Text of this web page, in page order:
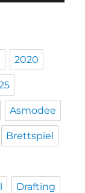
2020
Asmodee
Brettspiel
Drafting